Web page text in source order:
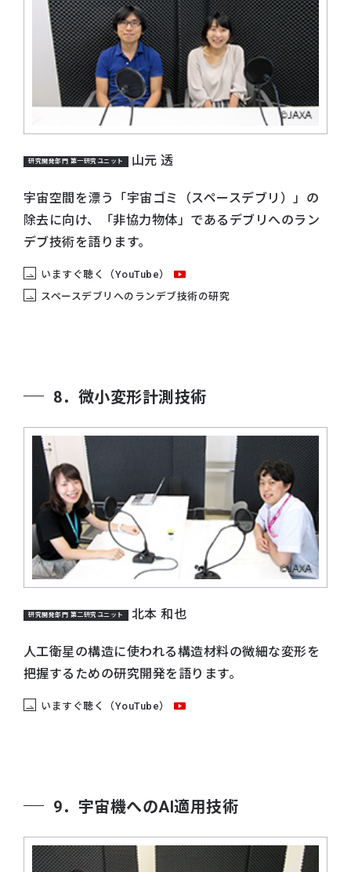
研究開発部門 第一研究ユニット 山元 透
宇宙空間を漂う「宇宙ゴミ（スペースデブリ）」の
除去に向け、「非協力物体」であるデブリへのラン
デブ技術を語ります。
いますぐ聴く（YouTube）
スペースデブリへのランデブ技術の研究
8．微小変形計測技術
研究開発部門 第二研究ユニット 北本 和也
人工衛星の構造に使われる構造材料の微細な変形を
把握するための研究開発を語ります。
いますぐ聴く（YouTube）
9．宇宙機へのAI適用技術